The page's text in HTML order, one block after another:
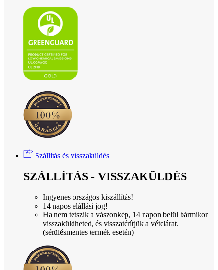
Szállítás és visszaküldés
SZÁLLÍTÁS - VISSZAKÜLDÉS
Ingyenes országos kiszállítás!
14 napos elállási jog!
Ha nem tetszik a vászonkép, 14 napon belül bármikor
visszaküldheted, és visszatérítjük a vételárat.
(sérülésmentes termék esetén)